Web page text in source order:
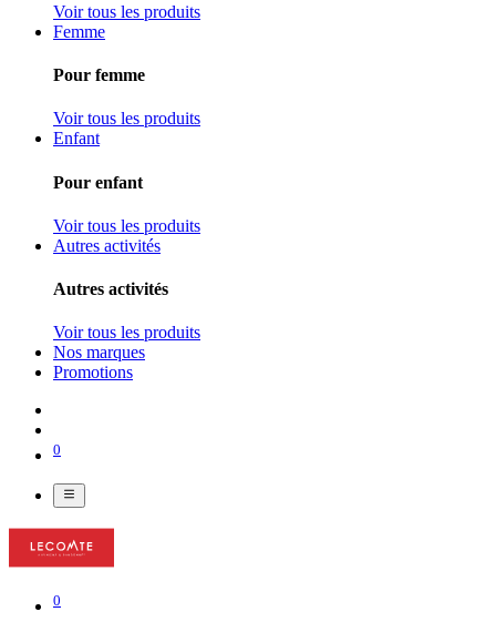
Voir tous les produits
Femme
Pour femme
Voir tous les produits
Enfant
Pour enfant
Voir tous les produits
Autres activités
Autres activités
Voir tous les produits
Nos marques
Promotions
0
0